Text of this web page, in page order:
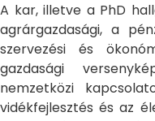
A kar, illetve a PhD
agrárgazdasági, a
szervezési és
gazdasági
nemzetközi
vidékfejlesztés és az